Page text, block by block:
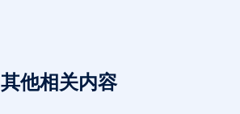
其他相关内容